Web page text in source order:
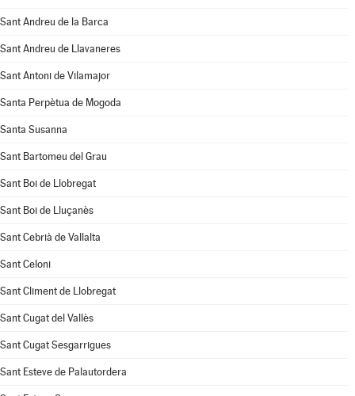
Sant Andreu de la Barca
Sant Andreu de Llavaneres
Sant Antoni de Vilamajor
Santa Perpètua de Mogoda
Santa Susanna
Sant Bartomeu del Grau
Sant Boi de Llobregat
Sant Boi de Lluçanès
Sant Cebrià de Vallalta
Sant Celoni
Sant Climent de Llobregat
Sant Cugat del Vallès
Sant Cugat Sesgarrigues
Sant Esteve de Palautordera